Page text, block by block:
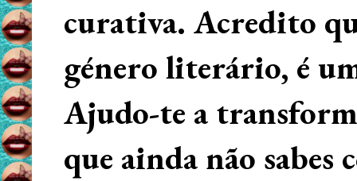
curativa. Acredito
género literário, é
Ajudo-te a
que ainda não